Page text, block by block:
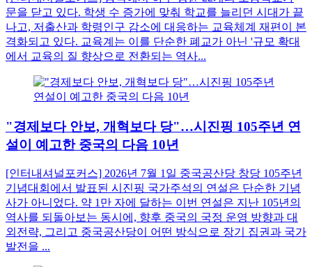
문을 닫고 있다. 학생 수 증가에 맞춰 학교를 늘리던 시대가 끝
나고, 저출산과 학령인구 감소에 대응하는 교육체계 재편이 본
격화되고 있다. 교육계는 이를 단순한 폐교가 아닌 '규모 확대
에서 교육의 질 향상으로 전환되는 역사...
"경제보다 안보, 개혁보다 당"…시진핑 105주년 연
설이 예고한 중국의 다음 10년
[인터내셔널포커스] 2026년 7월 1일 중국공산당 창당 105주년
기념대회에서 발표된 시진핑 국가주석의 연설은 단순한 기념
사가 아니었다. 약 1만 자에 달하는 이번 연설은 지난 105년의
역사를 되돌아보는 동시에, 향후 중국의 국정 운영 방향과 대
외전략, 그리고 중국공산당이 어떤 방식으로 장기 집권과 국가
발전을 ...